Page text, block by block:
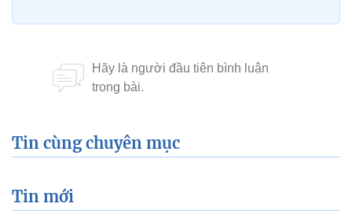
Tin cùng chuyên mục
Tin mới